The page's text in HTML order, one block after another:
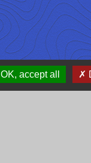
OK, accept all